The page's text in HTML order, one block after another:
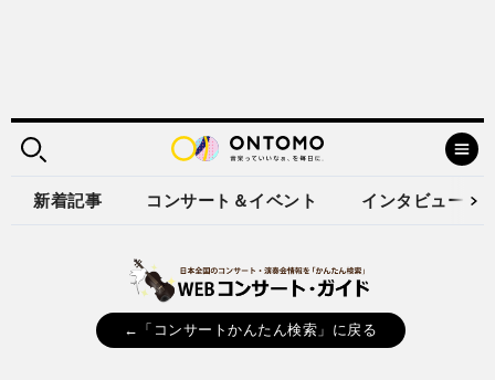
新着記事 コンサート＆イベント インタビュー
←「コンサートかんたん検索」に戻る